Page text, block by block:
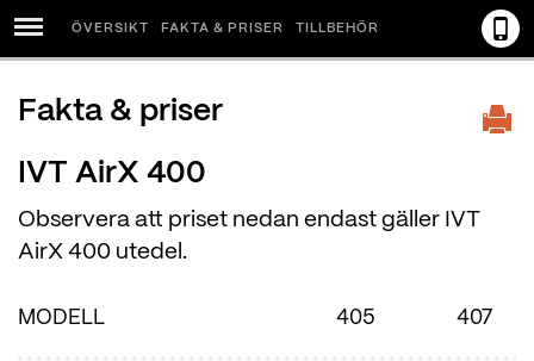
ÖVERSIKT FAKTA & PRISER TILLBEHÖR
Fakta & priser
IVT AirX 400
Observera att priset nedan endast gäller IVT
AirX 400 utedel.
MODELL 405 407